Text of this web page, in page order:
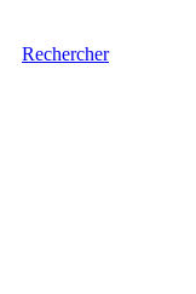
Rechercher